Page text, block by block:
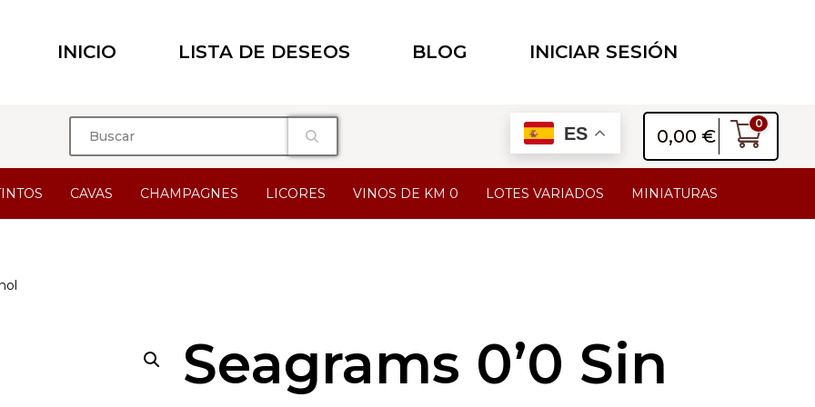
INICIO LISTA DE DESEOS BLOG INICIAR SESIÓN
ES 0,00 €
0
CAVAS CHAMPAGNES LICORES VINOS DE KM 0 LOTES VARIADOS MINIATURAS
Seagrams 0’0 Sin